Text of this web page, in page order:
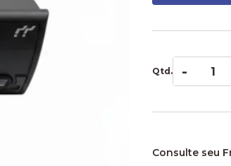
Qtd. -
Consulte seu